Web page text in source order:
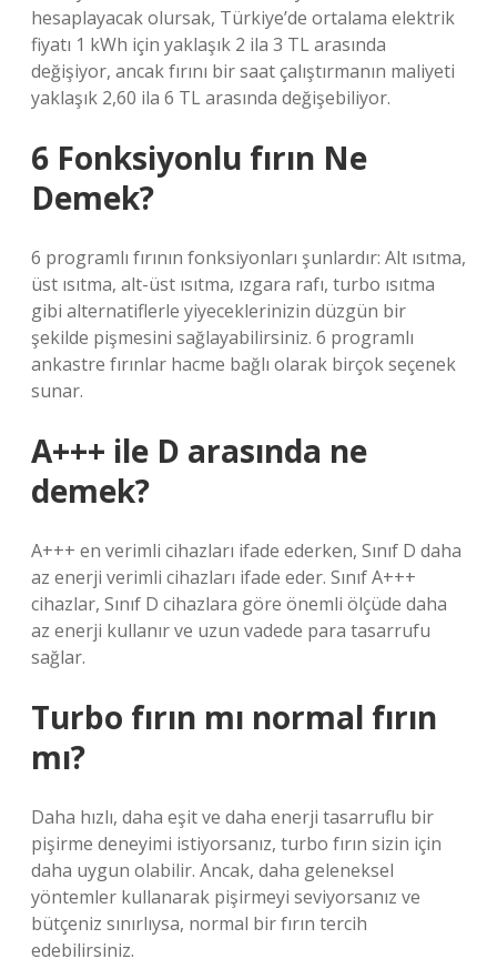
hesaplayacak olursak, Türkiye’de ortalama elektrik
fiyatı 1 kWh için yaklaşık 2 ila 3 TL arasında
değişiyor, ancak fırını bir saat çalıştırmanın maliyeti
yaklaşık 2,60 ila 6 TL arasında değişebiliyor.
6 Fonksiyonlu fırın Ne
Demek?
6 programlı fırının fonksiyonları şunlardır: Alt ısıtma,
üst ısıtma, alt-üst ısıtma, ızgara rafı, turbo ısıtma
gibi alternatiflerle yiyeceklerinizin düzgün bir
şekilde pişmesini sağlayabilirsiniz. 6 programlı
ankastre fırınlar hacme bağlı olarak birçok seçenek
sunar.
A+++ ile D arasında ne
demek?
A+++ en verimli cihazları ifade ederken, Sınıf D daha
az enerji verimli cihazları ifade eder. Sınıf A+++
cihazlar, Sınıf D cihazlara göre önemli ölçüde daha
az enerji kullanır ve uzun vadede para tasarrufu
sağlar.
Turbo fırın mı normal fırın
mı?
Daha hızlı, daha eşit ve daha enerji tasarruflu bir
pişirme deneyimi istiyorsanız, turbo fırın sizin için
daha uygun olabilir. Ancak, daha geleneksel
yöntemler kullanarak pişirmeyi seviyorsanız ve
bütçeniz sınırlıysa, normal bir fırın tercih
edebilirsiniz.